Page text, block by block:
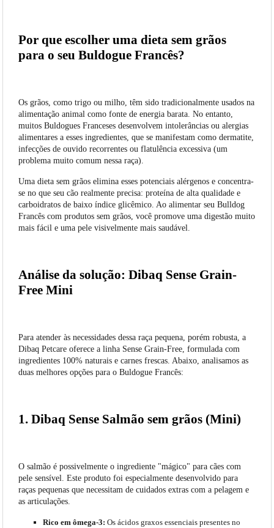
Por que escolher uma dieta sem grãos
para o seu Buldogue Francês?
Os grãos, como trigo ou milho, têm sido tradicionalmente usados na
alimentação animal como fonte de energia barata. No entanto,
muitos Buldogues Franceses desenvolvem intolerâncias ou alergias
alimentares a esses ingredientes, que se manifestam como dermatite,
infecções de ouvido recorrentes ou flatulência excessiva (um
problema muito comum nessa raça).
Uma dieta sem grãos elimina esses potenciais alérgenos e concentra-
se no que seu cão realmente precisa: proteína de alta qualidade e
carboidratos de baixo índice glicêmico. Ao alimentar seu Bulldog
Francês com produtos sem grãos, você promove uma digestão muito
mais fácil e uma pele visivelmente mais saudável.
Análise da solução: Dibaq Sense Grain-
Free Mini
Para atender às necessidades dessa raça pequena, porém robusta, a
Dibaq Petcare oferece a linha Sense Grain-Free, formulada com
ingredientes 100% naturais e carnes frescas. Abaixo, analisamos as
duas melhores opções para o Buldogue Francês:
1. Dibaq Sense Salmão sem grãos (Mini)
O salmão é possivelmente o ingrediente "mágico" para cães com
pele sensível. Este produto foi especialmente desenvolvido para
raças pequenas que necessitam de cuidados extras com a pelagem e
as articulações.
Rico em ômega-3: Os ácidos graxos essenciais presentes no